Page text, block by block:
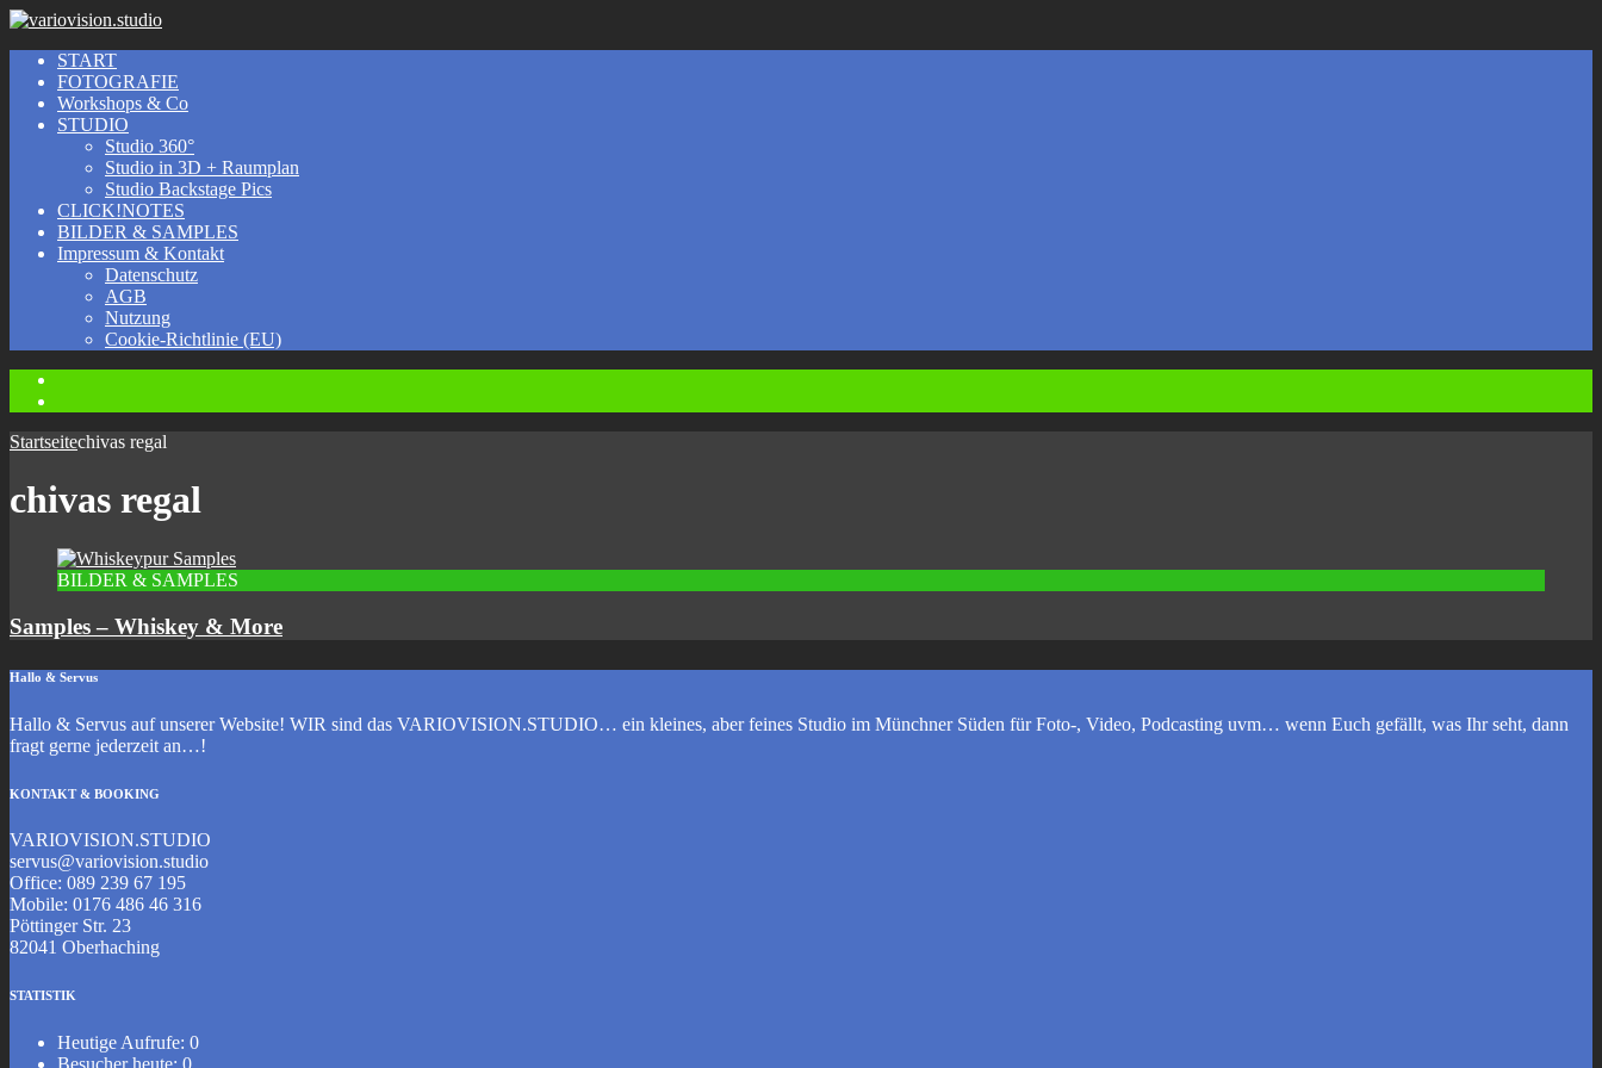
START
FOTOGRAFIE
Workshops & Co
STUDIO
Studio 360°
Studio in 3D + Raumplan
Studio Backstage Pics
CLICK!NOTES
BILDER & SAMPLES
Impressum & Kontakt
Datenschutz
AGB
Nutzung
Cookie-Richtlinie (EU)
Startseitechivas regal
chivas regal
BILDER & SAMPLES
Samples – Whiskey & More
Hallo & Servus
Hallo & Servus auf unserer Website! WIR sind das VARIOVISION.STUDIO… ein kleines, aber feines Studio im Münchner Süden für Foto-, Video, Podcasting uvm… wenn Euch gefällt, was Ihr seht, dann
fragt gerne jederzeit an…!
KONTAKT & BOOKING
VARIOVISION.STUDIO
servus@variovision.studio
Office: 089 239 67 195
Mobile: 0176 486 46 316
Pöttinger Str. 23
82041 Oberhaching
STATISTIK
Heutige Aufrufe: 0